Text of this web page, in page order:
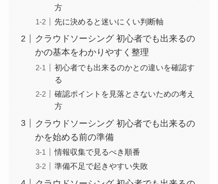
方
先に決めると迷いにくい判断軸
クラウドソーシング 初心者でも出来るの
かの基本をわかりやすく整理
初心者でも出来るのかとの違いを確認す
る
確認ポイントを見落とさないための考え
方
クラウドソーシング 初心者でも出来るの
かを始める前の準備
情報収集で見るべき順番
準備不足で起きやすい失敗